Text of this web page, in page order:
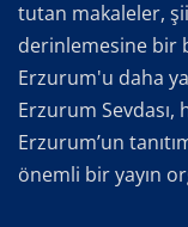
tutan makaleler,
derinlemesine bir
Erzurum'u daha
Erzurum
Erzurum’un
önemli bir yayın